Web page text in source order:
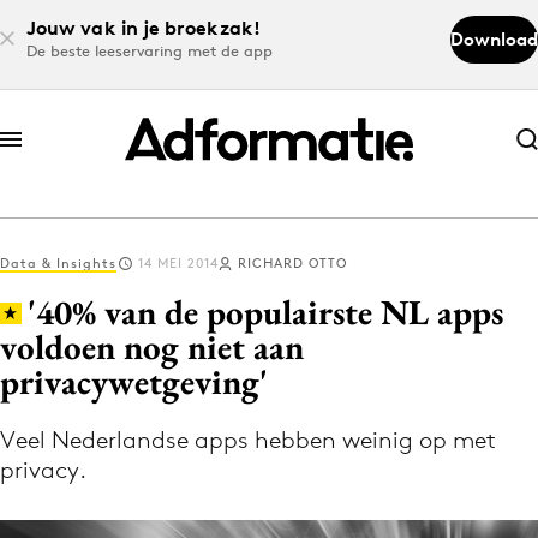
Jouw vak in je broekzak!
De beste leeservaring met de app
Download
Abonneer nu
Abonneer nu
Log in
Download de app
Volg het laatste nieuws via de Adformatie
Nieuws app
Data & Insights 14 MEI 2014 RICHARD OTTO
'40% van de populairste NL apps
voldoen nog niet aan
privacywetgeving'
Veel Nederlandse apps hebben weinig op met
privacy.